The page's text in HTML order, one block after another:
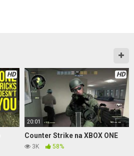
HD HD
20:01
Counter Strike na XBOX ONE
3K 58%